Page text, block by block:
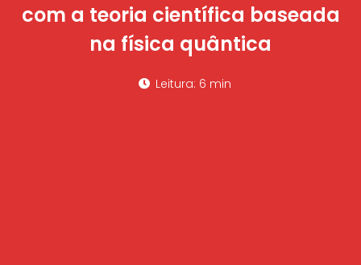
com a teoria científica baseada
na física quântica
Leitura: 6 min